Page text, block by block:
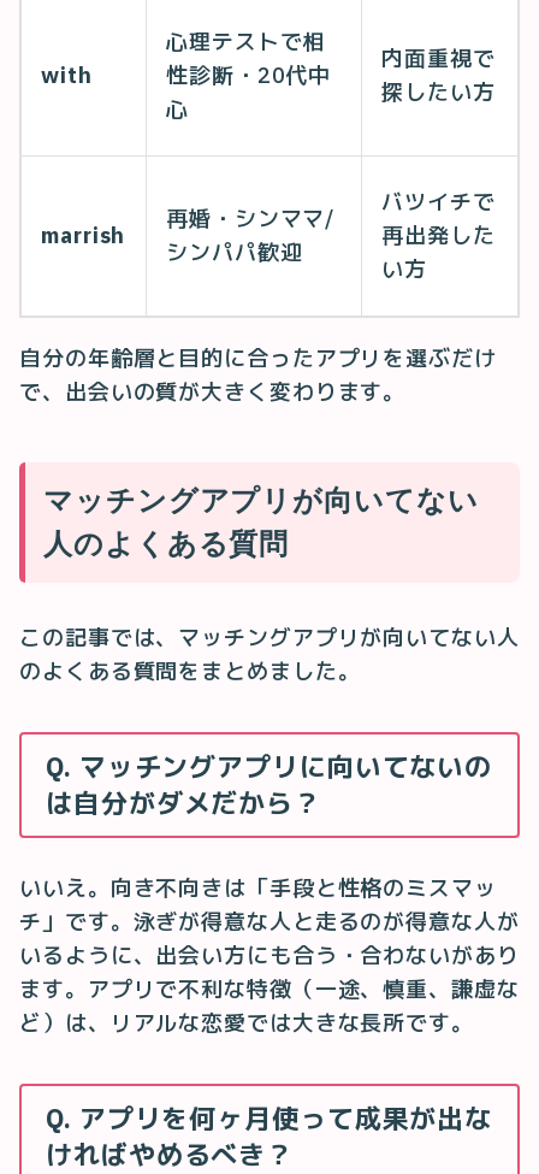
with
心理テストで相
性診断・20代中
心
内面重視で
探したい方
marrish
再婚・シンママ/
シンパパ歓迎
バツイチで
再出発した
い方
自分の年齢層と目的に合ったアプリを選ぶだけ
で、出会いの質が大きく変わります。
マッチングアプリが向いてない
人のよくある質問
この記事では、マッチングアプリが向いてない人
のよくある質問をまとめました。
Q. マッチングアプリに向いてないの
は自分がダメだから？
いいえ。向き不向きは「手段と性格のミスマッ
チ」です。泳ぎが得意な人と走るのが得意な人が
いるように、出会い方にも合う・合わないがあり
ます。アプリで不利な特徴（一途、慎重、謙虚な
ど）は、リアルな恋愛では大きな長所です。
Q. アプリを何ヶ月使って成果が出な
ければやめるべき？